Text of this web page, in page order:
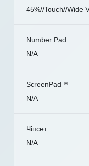
45%//Touch//Wide
Number Pad
N/A
ScreenPad™
N/A
Чіпсет
N/A